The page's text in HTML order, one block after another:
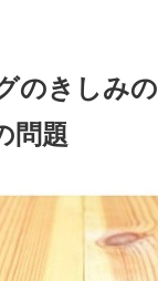
のきしみ
問題